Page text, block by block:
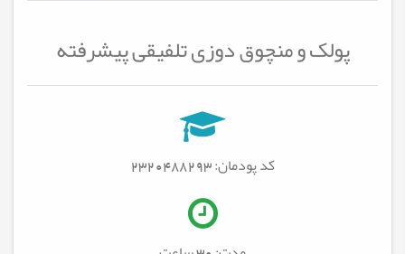
پولک و منچوق دوزی تلفیقی پیشرفته
کد پودمان: 2320488293